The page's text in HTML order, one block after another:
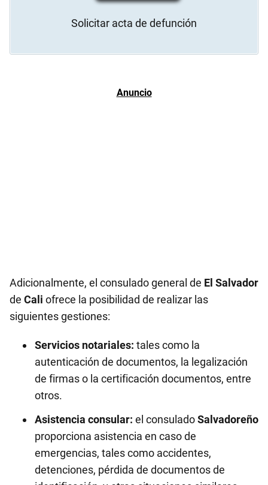
Solicitar acta de defunción
Adicionalmente, el consulado general de El Salvador
de Cali ofrece la posibilidad de realizar las
siguientes gestiones:
Servicios notariales: tales como la
autenticación de documentos, la legalización
de firmas o la certificación documentos, entre
otros.
Asistencia consular: el consuladoSalvadoreño
proporciona asistencia en caso de
emergencias, tales como accidentes,
detenciones, pérdida de documentos de